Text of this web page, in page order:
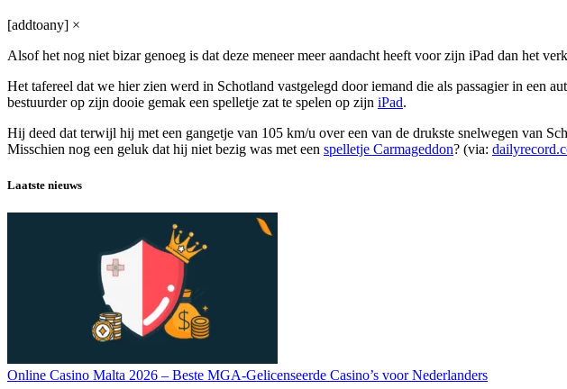
[addtoany] ×
Alsof het nog niet bizar genoeg is dat deze meneer meer aandacht heeft voor zijn iPad dan het
Het tafereel dat we hier zien werd in Schotland vastgelegd door iemand die als passagier in een
bestuurder op zijn dooie gemak een spelletje zat te spelen op zijn iPad.
Hij deed dat terwijl hij met een gangetje van 105 km/u over een van de drukste snelwegen van
Misschien nog een geluk dat hij niet bezig was met een spelletje Carmageddon? (via:
Laatste nieuws
Online Casino Malta 2026 – Beste MGA-Gelicenseerde Casino’s voor Nederlanders